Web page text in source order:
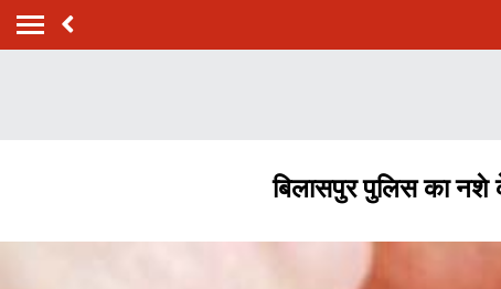
बिलासपुर पुलिस का